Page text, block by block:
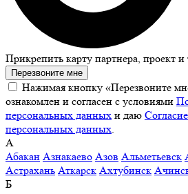
Прикрепить карту партнера, проект и
Перезвоните мне
Нажимая кнопку «Перезвоните
ознакомлен и согласен с условиями
персональных данных и даю
персональных данных
А
Абакан Азнакаево Азов Альметьевск
Астрахань Аткарск Ахтубинск
Б